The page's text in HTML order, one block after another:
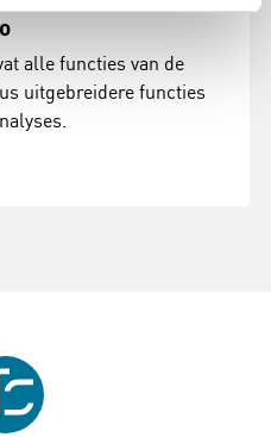
alle functies van de
uitgebreidere functies